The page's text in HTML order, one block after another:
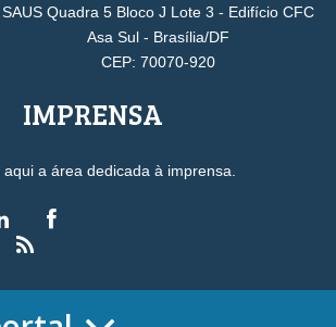
SAUS Quadra 5 Bloco J Lote 3 - Edifício CFC
Asa Sul - Brasília/DF
CEP: 70070-920
IMPRENSA
aqui a área dedicada à imprensa.